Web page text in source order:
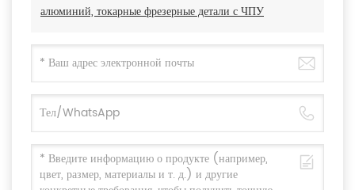
алюминий, токарные фрезерные детали с ЧПУ